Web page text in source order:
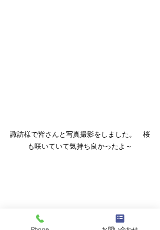
諏訪様で皆さんと写真撮影をしました。　桜
も咲いていて気持ち良かったよ～